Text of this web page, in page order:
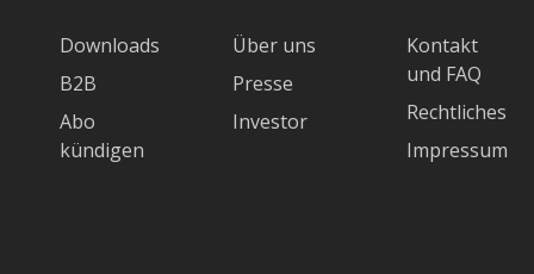
Downloads
B2B
Abo
kündigen
Über uns
Presse
Investor
Kontakt
und FAQ
Rechtliches
Impressum